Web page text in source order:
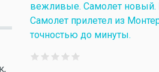
вежливые. Самолет новый.
Самолет прилетел из
точностью до минуты.